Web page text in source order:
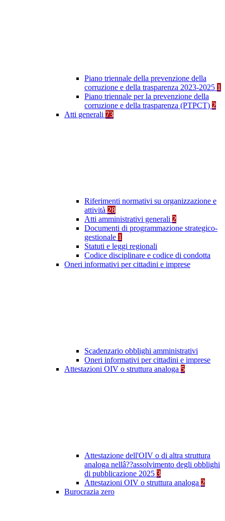
Piano triennale della prevenzione della
corruzione e della trasparenza 2023-2025 1
Piano triennale per la prevenzione della
corruzione e della trasparenza (PTPCT) 2
Atti generali 73
Riferimenti normativi su organizzazione e
attività 28
Atti amministrativi generali 2
Documenti di programmazione strategico-
gestionale 1
Statuti e leggi regionali
Codice disciplinare e codice di condotta
Oneri informativi per cittadini e imprese
Scadenzario obblighi amministrativi
Oneri informativi per cittadini e imprese
Attestazioni OIV o struttura analoga 5
Attestazione dell'OIV o di altra struttura
analoga nellâ??assolvimento degli obblighi
di pubblicazione 2025 3
Attestazioni OIV o struttura analoga 2
Burocrazia zero